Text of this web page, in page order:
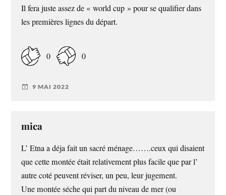
Il fera juste assez de « world cup » pour se qualifier dans
les premières lignes du départ.
0 0
9 MAI 2022
mica
L’ Etna a déja fait un sacré ménage…….ceux qui disaient
que cette montée était relativement plus facile que par l’
autre coté peuvent réviser, un peu, leur jugement.
Une montée séche qui part du niveau de mer (ou